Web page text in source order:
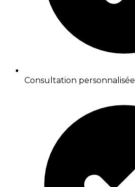
Consultation personnalisée